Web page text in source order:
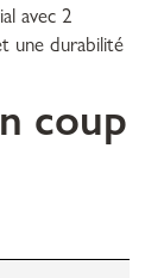
avec 2
une durabilité
coup